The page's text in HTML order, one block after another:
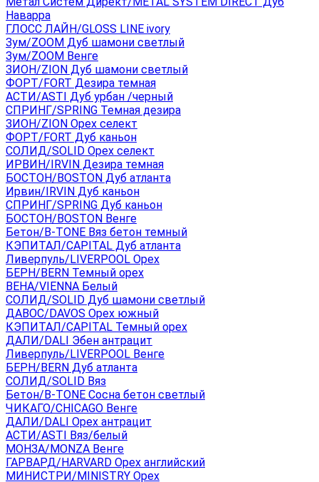
Наварра
ГЛОСС ЛАЙН/GLOSS LINE ivory
Зум/ZOOM Дуб шамони светлый
Зум/ZOOM Венге
ЗИОН/ZION Дуб шамони светлый
ФОРТ/FORT Дезира темная
АСТИ/ASTI Дуб урбан /черный
СПРИНГ/SPRING Темная дезира
ЗИОН/ZION Орех селект
ФОРТ/FORT Дуб каньон
СОЛИД/SOLID Орех селект
ИРВИН/IRVIN Дезира темная
БОСТОН/BOSTON Дуб атланта
Ирвин/IRVIN Дуб каньон
СПРИНГ/SPRING Дуб каньон
БОСТОН/BOSTON Венге
Бетон/B-TONE Вяз бетон темный
КЭПИТАЛ/CAPITAL Дуб атланта
Ливерпуль/LIVERPOOL Орех
БЕРН/BERN Темный орех
ВЕНА/VIENNA Белый
СОЛИД/SOLID Дуб шамони светлый
ДАВОС/DAVOS Орех южный
КЭПИТАЛ/CAPITAL Темный орех
ДАЛИ/DALI Эбен антрацит
Ливерпуль/LIVERPOOL Венге
БЕРН/BERN Дуб атланта
СОЛИД/SOLID Вяз
Бетон/B-TONE Сосна бетон светлый
ЧИКАГО/CHICAGO Венге
ДАЛИ/DALI Орех антрацит
АСТИ/ASTI Вяз/белый
МОНЗА/MONZA Венге
ГАРВАРД/HARVARD Орех английский
МИНИСТРИ/MINISTRY Орех